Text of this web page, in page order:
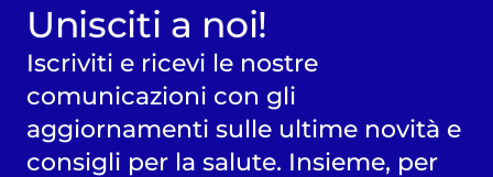
Unisciti a noi!
Iscriviti e ricevi le nostre
comunicazioni con gli
aggiornamenti sulle ultime novità e
consigli per la salute. Insieme, per